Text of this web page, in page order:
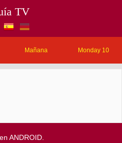
TV
Mañana Monday 10
ANDROID.